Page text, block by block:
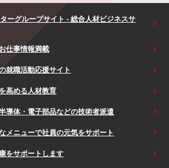
ーグループサイト - 総合人材ビジネスサ
仕事情報満載
就職活動応援サイト
高める人材教育
導体・電子部品などの技術者派遣
メニューで社員の元気をサポート
をサポートします